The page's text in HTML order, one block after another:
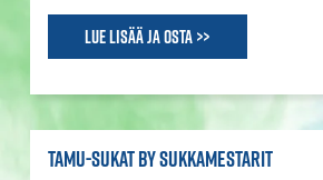
Lue lisää ja osta >>
TAMU-SUKAT BY SUKKAMESTARIT